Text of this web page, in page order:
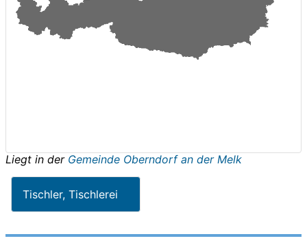
Liegt in der Gemeinde Oberndorf an der Melk
Tischler, Tischlerei